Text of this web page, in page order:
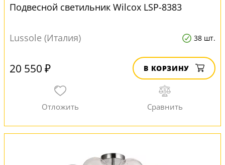
Подвесной светильник Wilcox LSP-8383
Lussole (Италия) 38 шт.
20 550 ₽ В КОРЗИНУ